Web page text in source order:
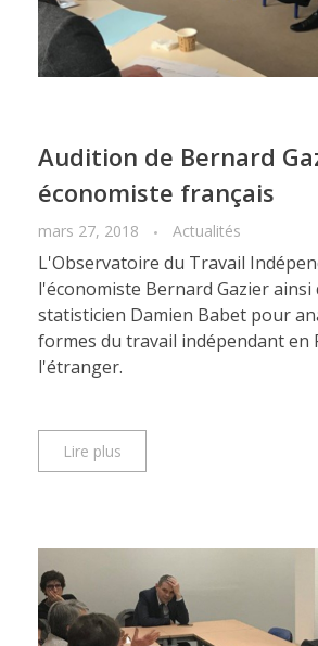
Audition de Bernard
économiste français
mars 27, 2018 Actualités
L'Observatoire du Travail
l'économiste Bernard Gazier ainsi
statisticien Damien Babet pour
formes du travail indépendant en
l'étranger.
Lire plus